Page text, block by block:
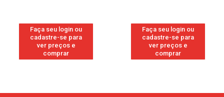
Faça seu login ou
cadastre-se para
ver preços e
comprar
Faça seu login ou
cadastre-se para
ver preços e
comprar